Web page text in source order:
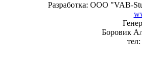
Разработка: ООО "VAB-
Боровик